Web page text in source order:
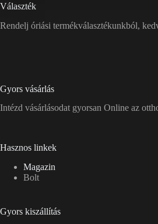
Választék
Rendelj óriási termékválasztékunkból,
Gyors vásárlás
Intézd vásárlásodat gyorsan Online az
Hasznos linkek
Magazin
Bolt
Gyors kiszállítás